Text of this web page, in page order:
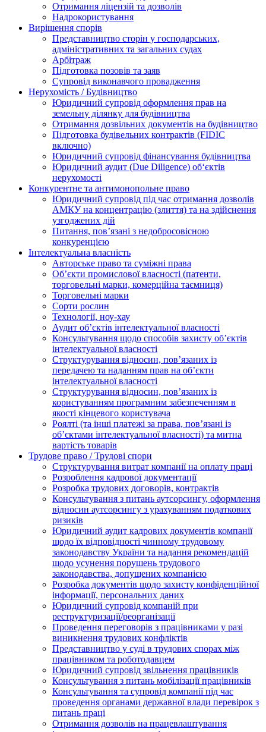
Отримання ліцензій та дозволів
Надрокористування
Вирішення спорів
Представництво сторін у господарських,
адміністративних та загальних судах
Арбітраж
Підготовка позовів та заяв
Супровід виконавчого провадження
Нерухомість / Будівництво
Юридичний супровід оформлення прав на
земельну ділянку для будівництва
Отримання дозвільних документів на будівництво
Підготовка будівельних контрактів (FIDIC
включно)
Юридичний супровід фінансування будівництва
Юридичний аудит (Due Diligence) об‘єктів
нерухомості
Конкурентне та антимонопольне право
Юридичний супровід під час отримання дозволів
АМКУ на концентрацію (злиття) та на здійснення
узгоджених дій
Питання, пов’язані з недобросовісною
конкуренцією
Інтелектуальна власність
Авторське право та суміжні права
Oб’єкти промислової власності (патенти,
торговельні марки, комерційна таємниця)
Торговельні марки
Сорти рослин
Технології, ноу-хау
Аудит об’єктів інтелектуальної власності
Консультування щодо способів захисту об’єктів
інтелектуальної власності
Структурування відносин, пов’язаних із
передачею та наданням прав на об’єкти
інтелектуальної власності
Структурування відносин, пов’язаних із
користуванням програмним забезпеченням в
якості кінцевого користувача
Роялті (та інші платежі за права, пов’язані із
об’єктами інтелектуальної власності) та митна
вартість товарів
Трудове право / Трудові спори
Cтруктурування витрат компанії на оплату праці
Розроблення кадрової документації
Розробка трудових договорів, контрактів
Консультування з питань аутсорсингу, оформлення
відносин аутсорсингу з урахуванням податкових
ризиків
Юридичний аудит кадрових документів компанії
щодо їх відповідності чинному трудовому
законодавству України та надання рекомендацій
щодо усунення порушень трудового
законодавства, допущених компанією
Розробка документів щодо захисту конфіденційної
інформації, персональних даних
Юридичний супровід компаній при
реструктуризації/реорганізації
Проведення переговорів з працівниками у разі
виникнення трудових конфліктів
Представництво у суді в трудових спорах між
працівником та роботодавцем
Юридичний супровід звільнення працівників
Консультування з питань мобілізації працівників
Консультування та супровід компанії під час
проведення органами державної влади перевірок з
питань праці
Отримання дозволів на працевлаштування